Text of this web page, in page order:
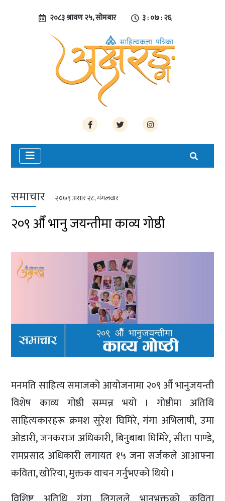
२०८३ श्रावण २५, सोमबार ३ : ०७ : २७
समाचार २०७९ असार २८, मंगलवार
२०९ औँ भानु जयन्तीमा काव्य गोष्ठी
मनमति साहित्य समाजको आयोजनामा २०९ औँ भानुजयन्ती
विशेष काव्य गोष्ठी सम्पन्न भयो । गोष्ठीमा अतिथि
साहित्यकारहरू क्रमश सुरेश घिमिरे, गंगा अभिलाषी, उमा
ओडारी, जनकराज अधिकारी, बिनुबाबा घिमिरे, सीता पाण्डे,
रामप्रसाद अधिकारी लगायत १५ जना सर्जकले आआफ्ना
कविता, खोरिया, मुक्तक वाचन गर्नुभएको थियो ।